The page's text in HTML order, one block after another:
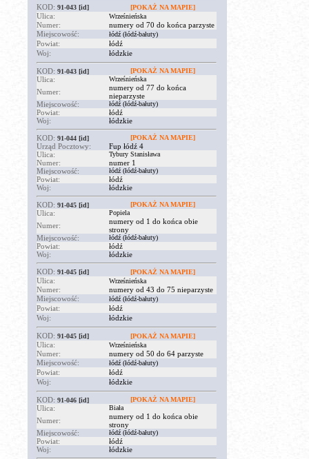
KOD: 91-043 [id] [POKAŻ NA MAPIE]
Ulica: Wrześnieńska
Numer:
numery od 70 do końca parzyste
Miejscowość:
łódź (łódź-bałuty)
Powiat:
łódź
Woj:
łódzkie
KOD: 91-043 [id] [POKAŻ NA MAPIE]
Ulica: Wrześnieńska
Numer:
numery od 77 do końca
nieparzyste
Miejscowość:
łódź (łódź-bałuty)
Powiat:
łódź
Woj:
łódzkie
KOD: 91-044 [id] [POKAŻ NA MAPIE]
Urząd Pocztowy:
Fup łódź 4
Ulica:
Tybury Stanisława
Numer:
numer 1
Miejscowość:
łódź (łódź-bałuty)
Powiat:
łódź
Woj:
łódzkie
KOD: 91-045 [id] [POKAŻ NA MAPIE]
Ulica: Popiela
Numer:
numery od 1 do końca obie
strony
Miejscowość:
łódź (łódź-bałuty)
Powiat:
łódź
Woj:
łódzkie
KOD: 91-045 [id] [POKAŻ NA MAPIE]
Ulica: Wrześnieńska
Numer:
numery od 43 do 75 nieparzyste
Miejscowość:
łódź (łódź-bałuty)
Powiat:
łódź
Woj:
łódzkie
KOD: 91-045 [id] [POKAŻ NA MAPIE]
Ulica: Wrześnieńska
Numer:
numery od 50 do 64 parzyste
Miejscowość:
łódź (łódź-bałuty)
Powiat:
łódź
Woj:
łódzkie
KOD: 91-046 [id] [POKAŻ NA MAPIE]
Ulica: Biała
Numer:
numery od 1 do końca obie
strony
Miejscowość:
łódź (łódź-bałuty)
Powiat:
łódź
Woj:
łódzkie